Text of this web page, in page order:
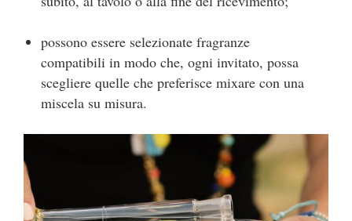
possono essere selezionate fragranze
compatibili in modo che, ogni invitato, possa
scegliere quelle che preferisce mixare con una
miscela su misura.